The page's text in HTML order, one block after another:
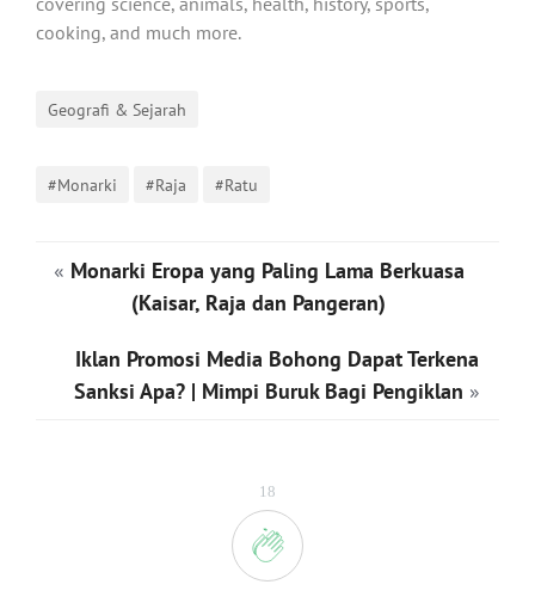
18
cooking, and much more.
Geografi & Sejarah
#Monarki #Raja #Ratu
« Monarki Eropa yang Paling Lama Berkuasa
(Kaisar, Raja dan Pangeran)
Iklan Promosi Media Bohong Dapat Terkena
Sanksi Apa? | Mimpi Buruk Bagi Pengiklan »